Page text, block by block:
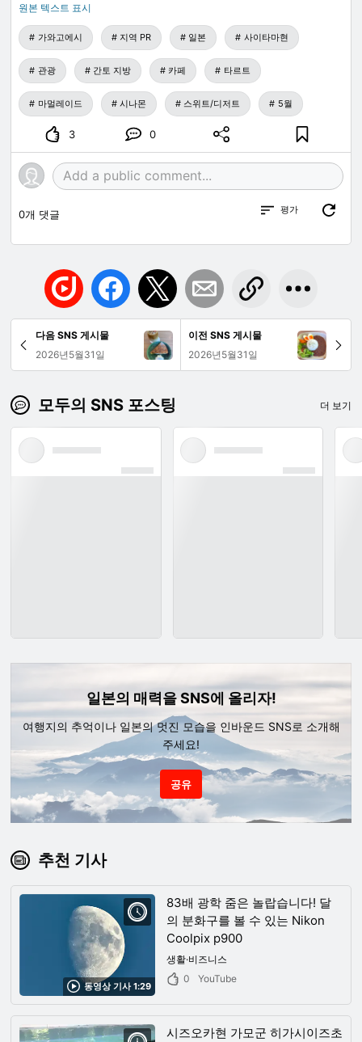
원본 텍스트 표시
가와고에시 지역 PR 일본 사이타마현
관광 간토 지방 카페 타르트
마멀레이드 시나몬 스위트/디저트 5월
3 0
0개 댓글 평가
다음 SNS 게시물
2026년5월31일
이전 SNS 게시물
2026년5월31일
모두의 SNS 포스팅 더 보기
일본의 매력을 SNS에 올리자!
여행지의 추억이나 일본의 멋진 모습을 인바운드 SNS로 소개해
주세요!
공유
추천 기사
동영상 기사 1:29
83배 광학 줌은 놀랍습니다! 달
의 분화구를 볼 수 있는 Nikon
Coolpix p900
생활·비즈니스
0
YouTube
시즈오카현 가모군 히가시이즈초